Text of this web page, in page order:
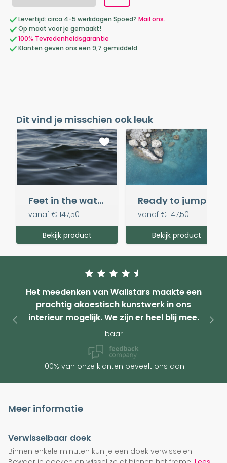
Levertijd: circa 4-5 werkdagen Spoed? Mail ons.
Op maat voor je gemaakt!
100% Tevredenheidsgarantie
Klanten geven ons een 9,7 gemiddeld
Dit vind je misschien ook leuk
Feet in the water
vanaf € 147,50
Bekijk product
vanaf € 147,50
Bekijk product
Het meedenken van Wallstars maakte een
prachtig akoestisch kunstwerk in ons
interieur mogelijk. We zijn er heel blij mee.
baar
100% van onze klanten beveelt ons aan
Meer informatie
Verwisselbaar doek
Binnen enkele minuten kun je een doek verwisselen.